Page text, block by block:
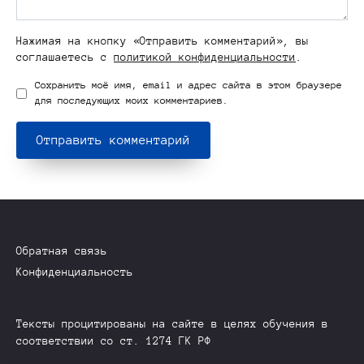
Нажимая на кнопку «Отправить комментарий», вы
соглашаетесь с политикой конфиденциальности
Сохранить моё имя, email и адрес сайта в этом браузере
для последующих моих комментариев.
Обратная связь
Конфиденциальность
Тексты процитированы на сайте в целях обучения в
соответствии со ст. 1274 ГК РФ